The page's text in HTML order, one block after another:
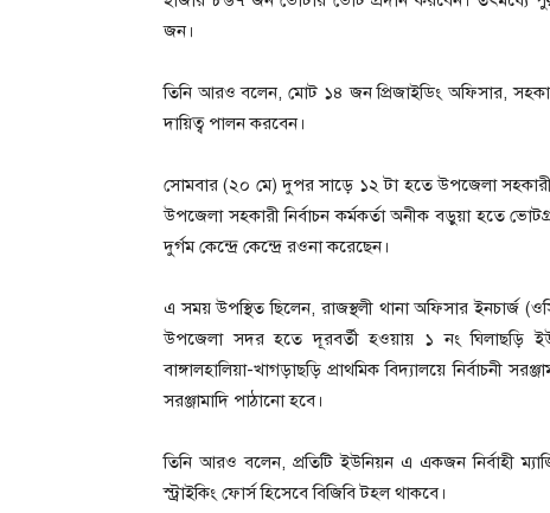
জন।
তিনি আরও বলেন, মোট ১৪ জন প্রিজাইডিং অফিসার,
দায়িত্ব পালন করবেন।
সোমবার (২০ মে) দুপর সাড়ে ১২ টা হতে উপজেলা সহকারী
উপজেলা সহকারী নির্বাচন কর্মকর্তা অনীক বড়ুয়া হতে
দুর্গম কেন্দ্রে কেন্দ্রে রওনা করেছেন।
এ সময় উপস্থিত ছিলেন, রাজস্থলী থানা অফিসার ইনচার্জ
উপজেলা সদর হতে দূরবর্তী হওয়ায় ১ নং ঘিলাছড়ি
বাঙ্গালহালিয়া-খাগড়াছড়ি প্রাথমিক বিদ্যালয়ে নির্বাচনী
সরঞ্জামাদি পাঠানো হবে।
তিনি আরও বলেন, প্রতিটি ইউনিয়ন এ একজন নির্বাহী
স্ট্রাইকিং ফোর্স হিসেবে বিজিবি টহল থাকবে।